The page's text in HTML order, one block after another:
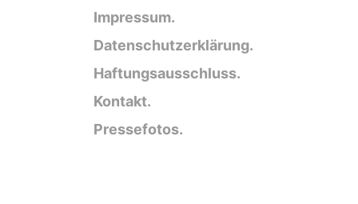
Impressum.
Datenschutzerklärung.
Haftungsausschluss.
Kontakt.
Pressefotos.